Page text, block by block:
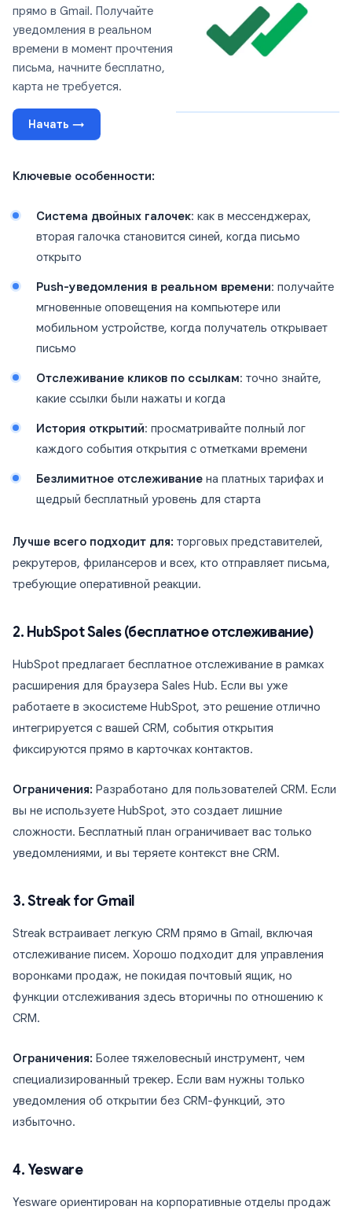
прямо в Gmail. Получайте
уведомления в реальном
времени в момент прочтения
письма, начните бесплатно,
карта не требуется.
Начать →
Ключевые особенности:
Система двойных галочек: как в мессенджерах,
вторая галочка становится синей, когда письмо
открыто
Push-уведомления в реальном времени: получайте
мгновенные оповещения на компьютере или
мобильном устройстве, когда получатель открывает
письмо
Отслеживание кликов по ссылкам: точно знайте,
какие ссылки были нажаты и когда
История открытий: просматривайте полный лог
каждого события открытия с отметками времени
Безлимитное отслеживание на платных тарифах и
щедрый бесплатный уровень для старта
Лучше всего подходит для: торговых представителей,
рекрутеров, фрилансеров и всех, кто отправляет письма,
требующие оперативной реакции.
2. HubSpot Sales (бесплатное отслеживание)
HubSpot предлагает бесплатное отслеживание в рамках
расширения для браузера Sales Hub. Если вы уже
работаете в экосистеме HubSpot, это решение отлично
интегрируется с вашей CRM, события открытия
фиксируются прямо в карточках контактов.
Ограничения: Разработано для пользователей CRM. Если
вы не используете HubSpot, это создает лишние
сложности. Бесплатный план ограничивает вас только
уведомлениями, и вы теряете контекст вне CRM.
3. Streak for Gmail
Streak встраивает легкую CRM прямо в Gmail, включая
отслеживание писем. Хорошо подходит для управления
воронками продаж, не покидая почтовый ящик, но
функции отслеживания здесь вторичны по отношению к
CRM.
Ограничения: Более тяжеловесный инструмент, чем
специализированный трекер. Если вам нужны только
уведомления об открытии без CRM-функций, это
избыточно.
4. Yesware
Yesware ориентирован на корпоративные отделы продаж